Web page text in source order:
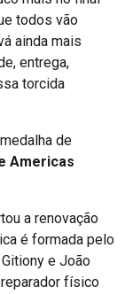
todos vão
ainda mais
entrega,
torcida
de
Americas
a renovação
é formada pelo
e João
físico